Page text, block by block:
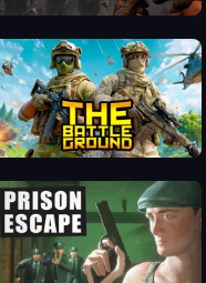
Path of Survivor
The Battleground